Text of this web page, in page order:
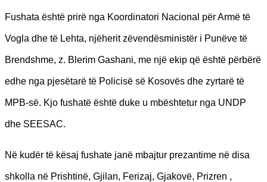
Fushata është prirë nga Koordinatori Nacional për Armë të
Vogla dhe të Lehta, njëherit zëvendësministër i Punëve të
Brendshme, z. Blerim Gashani, me një ekip që është përbërë
edhe nga pjesëtarë të Policisë së Kosovës dhe zyrtarë të
MPB-së. Kjo fushatë është duke u mbështetur nga UNDP
dhe SEESAC.
Në kudër të kësaj fushate janë mbajtur prezantime në disa
shkolla në Prishtinë, Gjilan, Ferizaj, Gjakovë, Prizren ,